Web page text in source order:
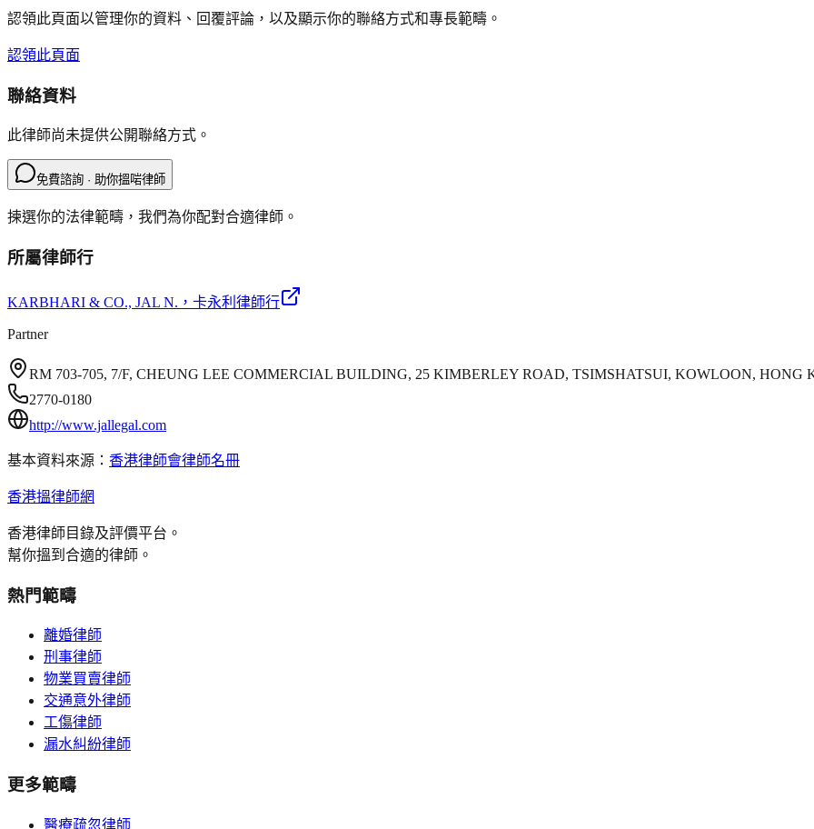
認領此頁面以管理你的資料、回覆評論，以及顯示你的聯絡方式和專長範疇。
認領此頁面
聯絡資料
此律師尚未提供公開聯絡方式。
免費諮詢 · 助你搵啱律師
揀選你的法律範疇，我們為你配對合適律師。
所屬律師行
KARBHARI & CO., JAL N. ，卡永利律師行
Partner
RM 703-705, 7/F, CHEUNG LEE COMMERCIAL BUILDING, 25 KIMBERLEY ROAD, TSIMSHATSUI, KOWLOON, HONG
2770-0180
http://www.jallegal.com
基本資料來源： 香港律師會律師名冊
香港搵律師網
香港律師目錄及評價平台。
幫你搵到合適的律師。
熱門範疇
離婚律師
刑事律師
物業買賣律師
交通意外律師
工傷律師
漏水糾紛律師
更多範疇
醫療疏忽律師